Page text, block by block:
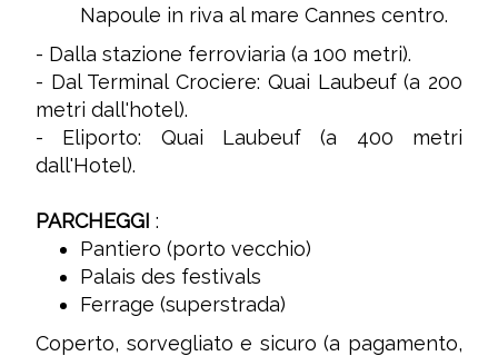
Napoule in riva al mare Cannes centro.
- Dalla stazione ferroviaria (a 100 metri).
- Dal Terminal Crociere: Quai Laubeuf (a 200
metri dall'hotel).
- Eliporto: Quai Laubeuf (a 400 metri
dall'Hotel).
PARCHEGGI :
Pantiero (porto vecchio)
Palais des festivals
Ferrage (superstrada)
Coperto, sorvegliato e sicuro (a pagamento,